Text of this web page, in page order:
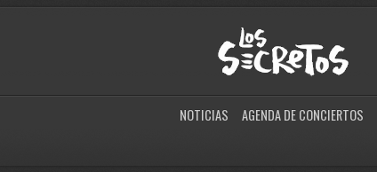
NOTICIAS AGENDA DE CONCIERTOS